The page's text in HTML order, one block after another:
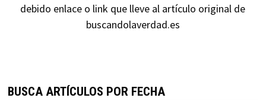
debido enlace o link que lleve al artículo original de
buscandolaverdad.es
BUSCA ARTÍCULOS POR FECHA